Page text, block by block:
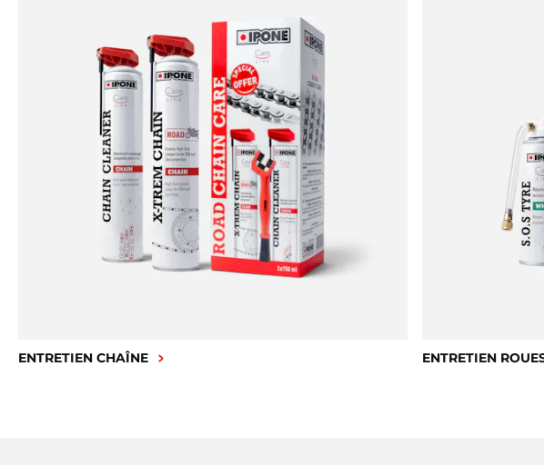
ENTRETIEN CHAÎNE ENTRETIEN